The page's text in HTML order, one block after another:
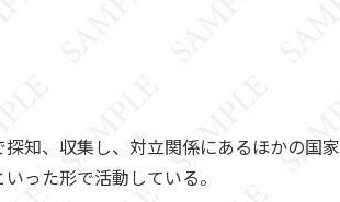
知、収集し、対立関係にあるほかの国家
った形で活動している。